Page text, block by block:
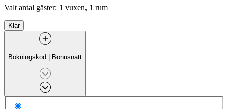
Valt antal gäster: 1 vuxen, 1 rum
Klar
Bokningskod | Bonusnatt